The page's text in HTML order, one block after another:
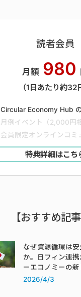
読者会員
月額 980
（1日あたり約32
Circular Economy Hub
月例イベント（2,000円
会員限定オンラインコミ
特典詳細はこち
【おすすめ記
なぜ資源循環は
か。日フィン連
ーエコノミーの新
2026/4/3